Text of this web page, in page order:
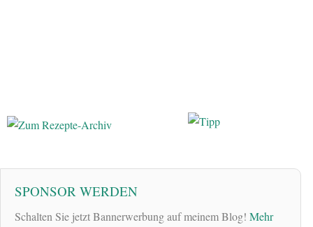
SPONSOR WERDEN
Schalten Sie jetzt Bannerwerbung auf meinem Blog! Mehr